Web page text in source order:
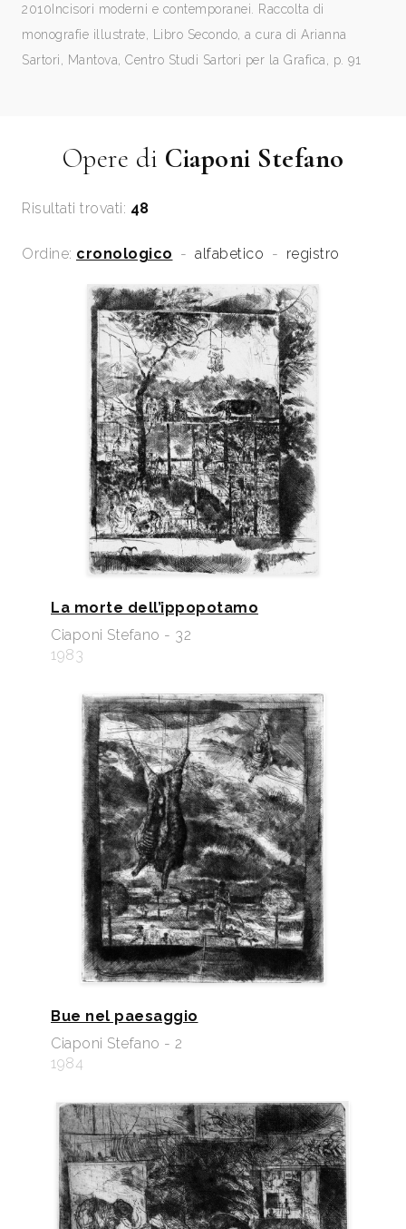
2010 Incisori moderni e contemporanei. Raccolta di
monografie illustrate, Libro Secondo, a cura di Arianna
Sartori, Mantova, Centro Studi Sartori per la Grafica, p. 91
Opere di Ciaponi Stefano
Risultati trovati: 48
Ordine: cronologico - alfabetico - registro
La morte dell’ippopotamo
Ciaponi Stefano - 32
1983
Bue nel paesaggio
Ciaponi Stefano - 2
1984